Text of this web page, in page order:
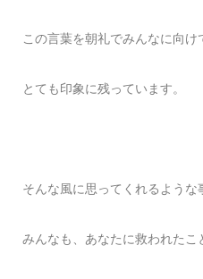
この言葉を朝礼でみんなに向け
とても印象に残っています。
そんな風に思ってくれるような
みんなも、あなたに救われたこ